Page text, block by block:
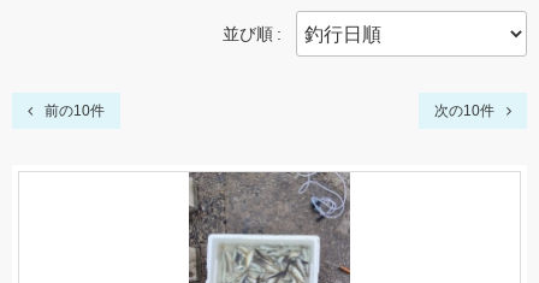
並び順
前の10件 次の10件